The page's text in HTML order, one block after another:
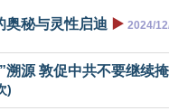
奥秘与灵性启迪 ▶️ 2024/
溯源 敦促中共不要继续
)